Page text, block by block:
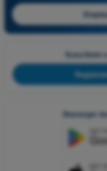
Suscríbete
Descargar